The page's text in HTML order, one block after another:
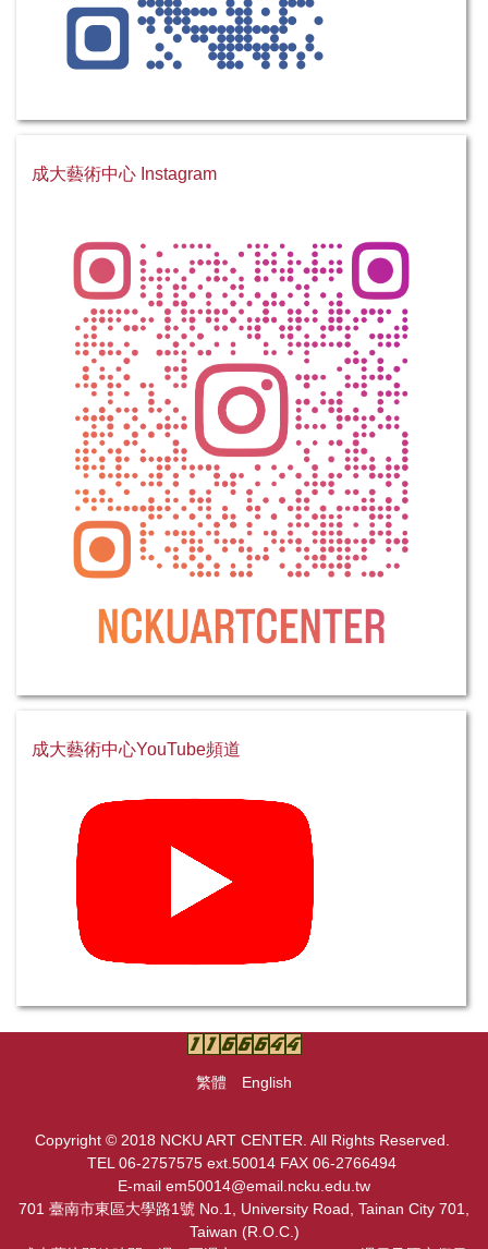
成大藝術中心 Instagram
成大藝術中心YouTube頻道
繁體 English
Copyright © 2018 NCKU ART CENTER. All Rights Reserved.
TEL 06-2757575 ext.50014 FAX 06-2766494
E-mail em50014@email.ncku.edu.tw
701 臺南市東區大學路1號 No.1, University Road, Tainan City 701,
Taiwan (R.O.C.)